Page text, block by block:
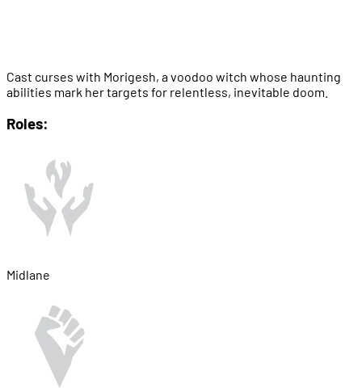
Cast curses with Morigesh, a voodoo witch whose haunting
abilities mark her targets for relentless, inevitable doom.
Roles:
Midlane